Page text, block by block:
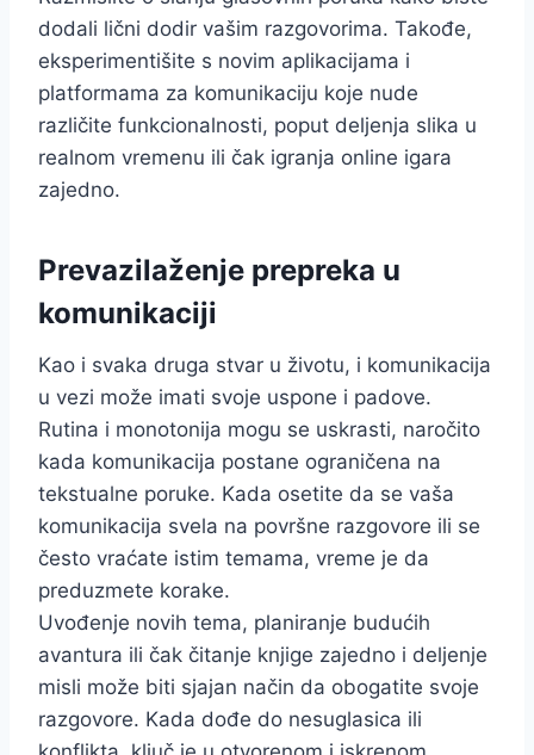
dodali lični dodir vašim razgovorima. Takođe,
eksperimentišite s novim aplikacijama i
platformama za komunikaciju koje nude
različite funkcionalnosti, poput deljenja slika u
realnom vremenu ili čak igranja online igara
zajedno.
Prevazilaženje prepreka u
komunikaciji
Kao i svaka druga stvar u životu, i komunikacija
u vezi može imati svoje uspone i padove.
Rutina i monotonija mogu se uskrasti, naročito
kada komunikacija postane ograničena na
tekstualne poruke. Kada osetite da se vaša
komunikacija svela na površne razgovore ili se
često vraćate istim temama, vreme je da
preduzmete korake.
Uvođenje novih tema, planiranje budućih
avantura ili čak čitanje knjige zajedno i deljenje
misli može biti sjajan način da obogatite svoje
razgovore. Kada dođe do nesuglasica ili